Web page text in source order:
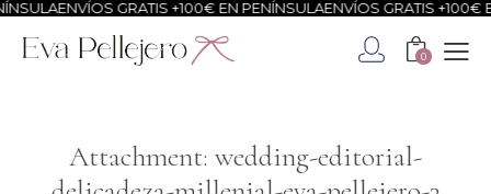
ENVÍOS GRATIS +100€ EN PENÍNSULAENVÍOS GRATIS +100€
0
Attachment: wedding-editorial-